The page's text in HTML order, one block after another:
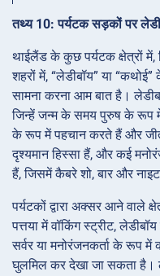
तथ्य 10: पर्यटक सड़कों पर
थाईलैंड के कुछ पर्यटक क्षेत्रों
शहरों में, “लेडीबॉय” या
सामना करना आम बात है।
जिन्हें जन्म के समय पुरुष के रूप
के रूप में पहचान करते हैं और
दृश्यमान हिस्सा हैं, और कई
हैं, जिसमें कैबरे शो, बार और
पर्यटकों द्वारा अक्सर आने वाले
पत्तया में वॉकिंग स्ट्रीट,
सर्वर या मनोरंजनकर्ता के रूप
घुलमिल कर देखा जा सकता है।